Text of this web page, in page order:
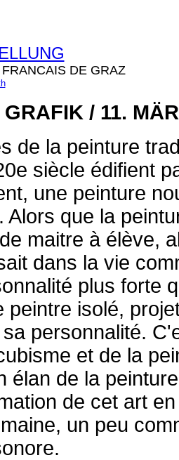
DE GRAZ
/ 11.
de la peinture
siècle édifient
une peinture
Alors que la
maitre à élève,
dans la vie
plus forte
peintre isolé,
personnalité.
et de la
élan de la
de cet art
un peu